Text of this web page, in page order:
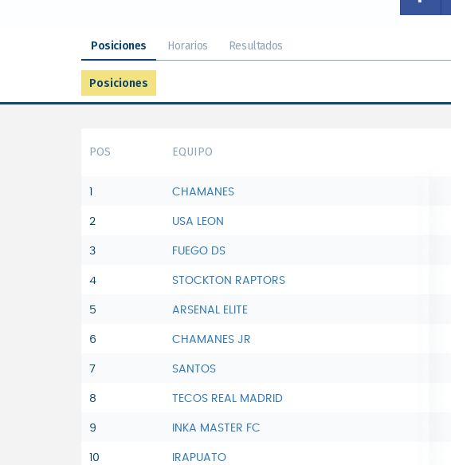
Posiciones Horarios Resultados
Posiciones
POS EQUIPO
CHAMANES
2 USA LEON
3 FUEGO DS
4 STOCKTON RAPTORS
5 ARSENAL ELITE
6 CHAMANES JR
7 SANTOS
8 TECOS REAL MADRID
9 INKA MASTER FC
10 IRAPUATO